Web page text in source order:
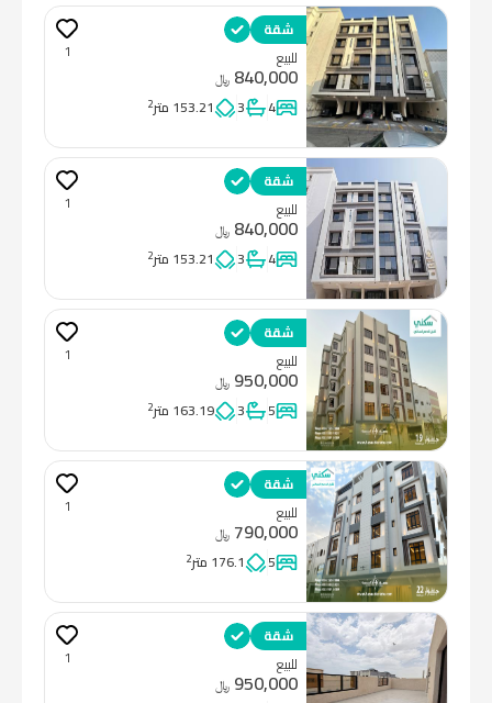
شقة
للبيع
840,000 ﷼
4
3 153.21 متر 2
1
شقة
للبيع
840,000 ﷼
4
3 153.21 متر 2
1
شقة
للبيع
950,000 ﷼
5
3 163.19 متر 2
1
شقة
للبيع
790,000 ﷼
5
176.1 متر 2
1
شقة
للبيع
950,000 ﷼
1